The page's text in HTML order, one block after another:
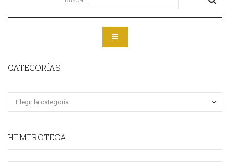
CATEGORÍAS
HEMEROTECA